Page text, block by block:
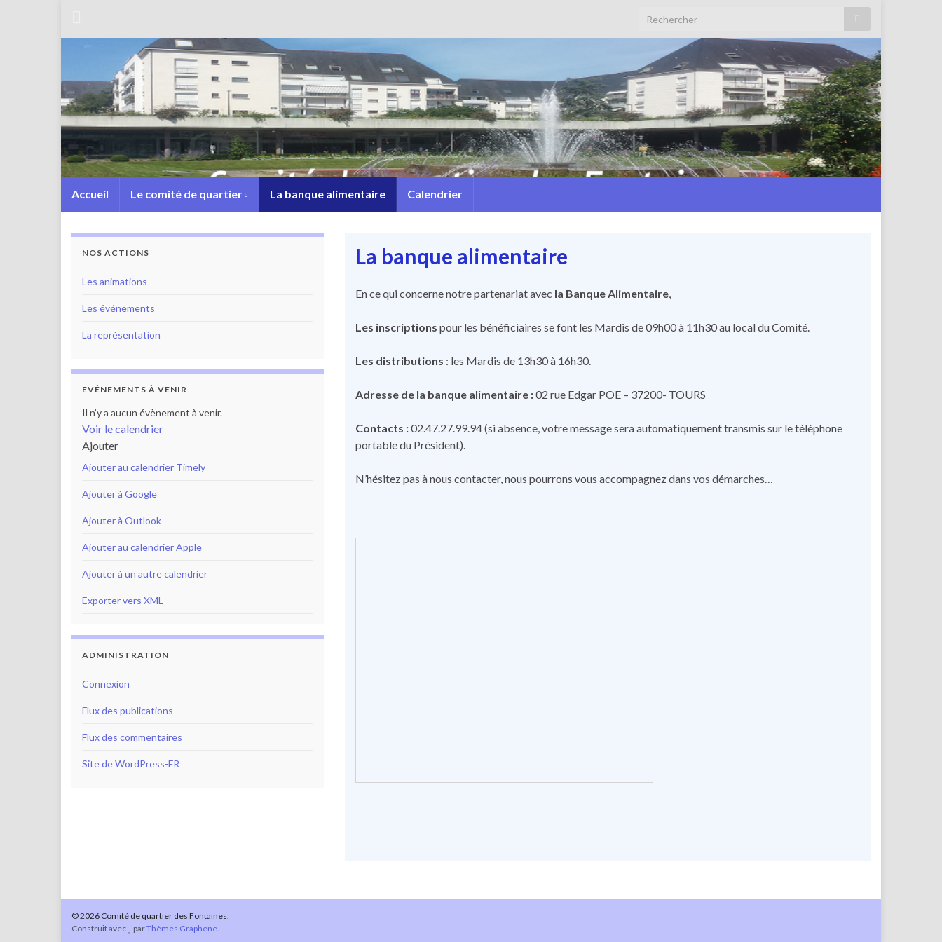
Search for:
Accueil Le comité de quartier La banque alimentaire Calendrier
La banque alimentaire
En ce qui concerne notre partenariat avec la Banque Alimentaire,
Les inscriptions pour les bénéficiaires se font les Mardis de 09h00 à 11h30 au local du Comité.
Les distributions : les Mardis de 13h30 à 16h30.
Adresse de la banque alimentaire :02 rue Edgar POE – 37200- TOURS
Contacts :02.47.27.99.94 (si absence, votre message sera automatiquement transmis sur le téléphone
portable du Président).
N’hésitez pas à nous contacter, nous pourrons vous accompagnez dans vos démarches…
NOS ACTIONS
Les animations
Les événements
La représentation
EVÉNEMENTS À VENIR
Il n’y a aucun évènement à venir.
Voir le calendrier
Ajouter
Ajouter au calendrier Timely
Ajouter à Google
Ajouter à Outlook
Ajouter au calendrier Apple
Ajouter à un autre calendrier
Exporter vers XML
ADMINISTRATION
Connexion
Flux des publications
Flux des commentaires
Site de WordPress-FR
© 2026 Comité de quartier des Fontaines.
Construit avec
parThèmes Graphene.